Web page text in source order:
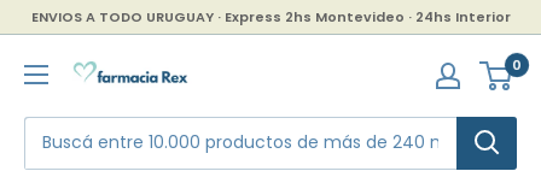
directamente
ENVIOS A TODO URUGUAY · Express 2hs Montevideo · 24hs Interior
Farmacia
0